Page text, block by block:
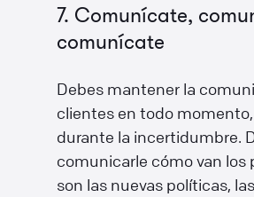
7. Comunícate,
comunícate
Debes mantener la
clientes en todo
durante la incertidumbre.
comunicarle cómo van los
son las nuevas políticas,